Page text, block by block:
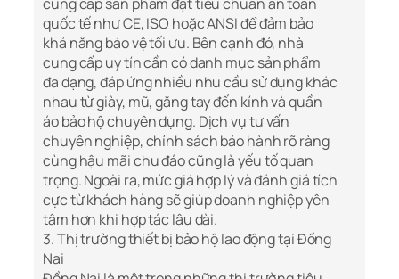
quốc tế như CE, ISO hoặc ANSI để đảm bảo
khả năng bảo vệ tối ưu. Bên cạnh đó, nhà
cung cấp uy tín cần có danh mục sản phẩm
đa dạng, đáp ứng nhiều nhu cầu sử dụng khác
nhau từ giày, mũ, găng tay đến kính và quần
áo bảo hộ chuyên dụng. Dịch vụ tư vấn
chuyên nghiệp, chính sách bảo hành rõ ràng
cùng hậu mãi chu đáo cũng là yếu tố quan
trọng. Ngoài ra, mức giá hợp lý và đánh giá tích
cực từ khách hàng sẽ giúp doanh nghiệp yên
tâm hơn khi hợp tác lâu dài.
3. Thị trường thiết bị bảo hộ lao động tại Đồng
Nai